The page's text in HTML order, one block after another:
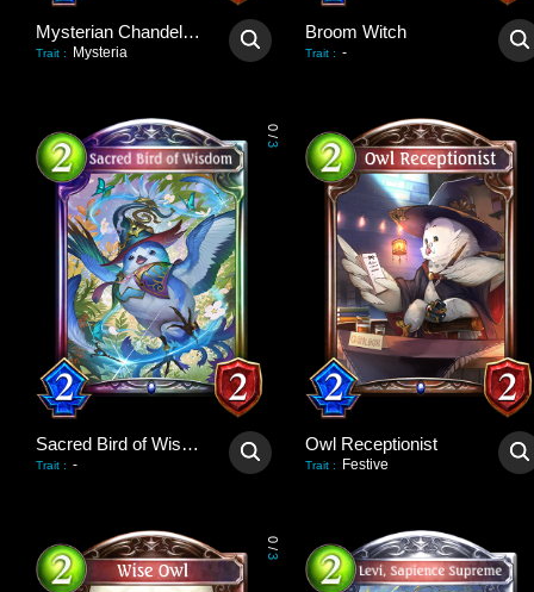
Mysterian Chandelian
Trait : Mysteria
Broom Witch
Trait : -
0
/
3
Sacred Bird of Wisdom
Trait : -
Owl Receptionist
Trait : Festive
0
/
3